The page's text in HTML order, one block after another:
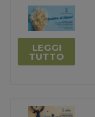
LEGGI
TUTTO